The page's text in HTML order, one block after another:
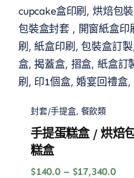
封套/手提盒, 餐飲類
手提蛋糕盒 / 烘焙
糕盒
$140.0 – $17,340.0價